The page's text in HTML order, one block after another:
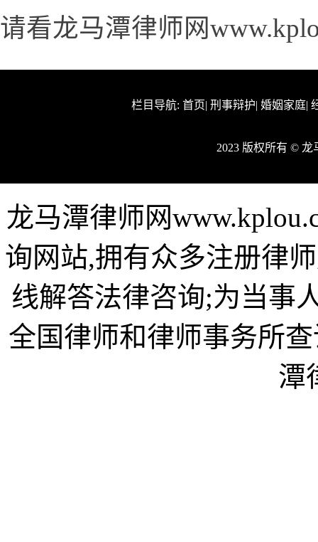
请看龙马潭律师网
栏目导航:首页|刑事辩护|婚姻家庭|
2023 版权所有 ©
龙马潭律师网
询网站,拥有众多注册律
线解答法律咨询;为当事
全国律师和律师事务所
潭